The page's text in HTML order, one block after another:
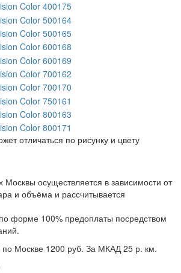
отличаться по рисунку и цвету
Москвы осуществляется в зависимости от
и объёма и рассчитывается
форме 100% предоплаты посредством
по Москве 1200 руб. За МКАД 25 р. км.